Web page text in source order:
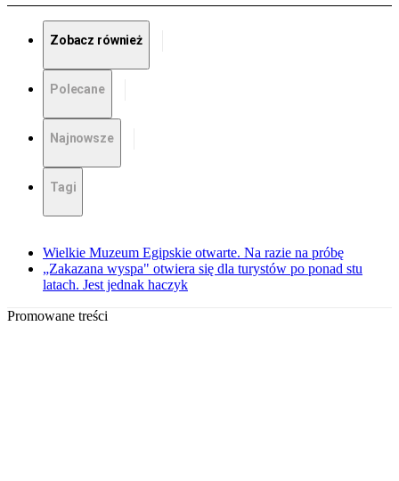
Zobacz również
Polecane
Najnowsze
Tagi
Wielkie Muzeum Egipskie otwarte. Na razie na próbę
„Zakazana wyspa" otwiera się dla turystów po ponad stu
latach. Jest jednak haczyk
Promowane treści